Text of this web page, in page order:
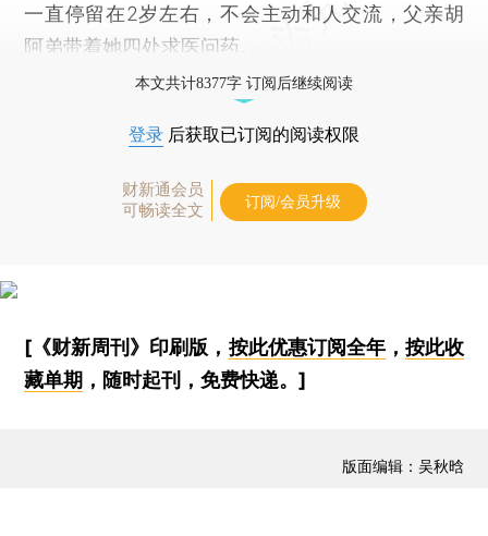
一直停留在2岁左右，不会主动和人交流，父亲胡
阿弟带着她四处求医问药。
本文共计8377字 订阅后继续阅读
登录 后获取已订阅的阅读权限
财新通会员
可畅读全文
订阅/会员升级
[《财新周刊》印刷版， 按此优惠订阅全年， 按此收
藏单期 ，随时起刊，免费快递。]
版面编辑：吴秋晗